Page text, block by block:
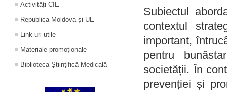
Activități CIE
Republica Moldova și UE
Link-uri utile
Materiale promoţionale
Biblioteca Științifică Medicală
Subiectul
contextul
important,
pentru
societății. În
prevenției și